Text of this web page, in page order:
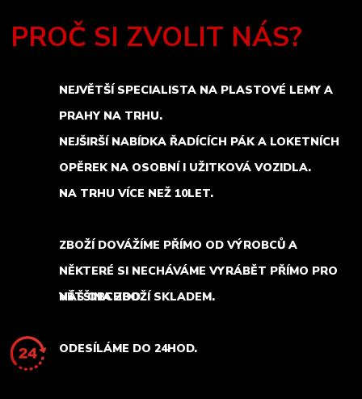
PROČ SI ZVOLIT NÁS?
NEJVĚTŠÍ SPECIALISTA NA PLASTOVÉ LEMY A
PRAHY NA TRHU.
NEJŠIRŠÍ NABÍDKA ŘADÍCÍCH PÁK A LOKETNÍCH
OPĚREK NA OSOBNÍ I UŽITKOVÁ VOZIDLA.
NA TRHU VÍCE NEŽ 10LET.
ZBOŽÍ DOVÁŽÍME PŘÍMO OD VÝROBCŮ A
NĚKTERÉ SI NECHÁVÁME VYRÁBĚT PŘÍMO PRO
NÁŠ OBCHOD.
VĚTŠINA ZBOŽÍ SKLADEM.
ODESÍLÁME DO 24HOD.